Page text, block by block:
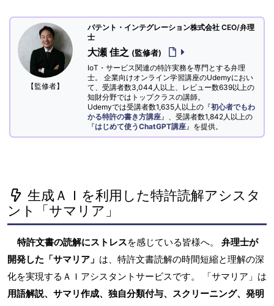
【監修者】
パテント・インテグレーション株式会社 CEO/弁理
士
大瀬 佳之 (監修者)
IoT・サービス関連の特許実務を専門とする弁理
士。 企業向けオンライン学習講座のUdemyにおい
て、受講者数3,044人以上、レビュー数639以上の
知財分野ではトップクラスの講師。
Udemyでは受講者数1,635人以上の『初心者でもわ
かる特許の書き方講座 』、受講者数1,842人以上の
『はじめて使うChatGPT講座 』を提供。
生成ＡＩを利用した特許読解アシスタ
ント「サマリア」
特許文書の読解にストレスを感じている皆様へ。 弁理士が
開発した「サマリア」 は、特許文書読解の時間短縮と理解の深
化を実現するＡＩアシスタントサービスです。 「サマリア」は
用語解説、サマリ作成、独自分類付与、スクリーニング、発明